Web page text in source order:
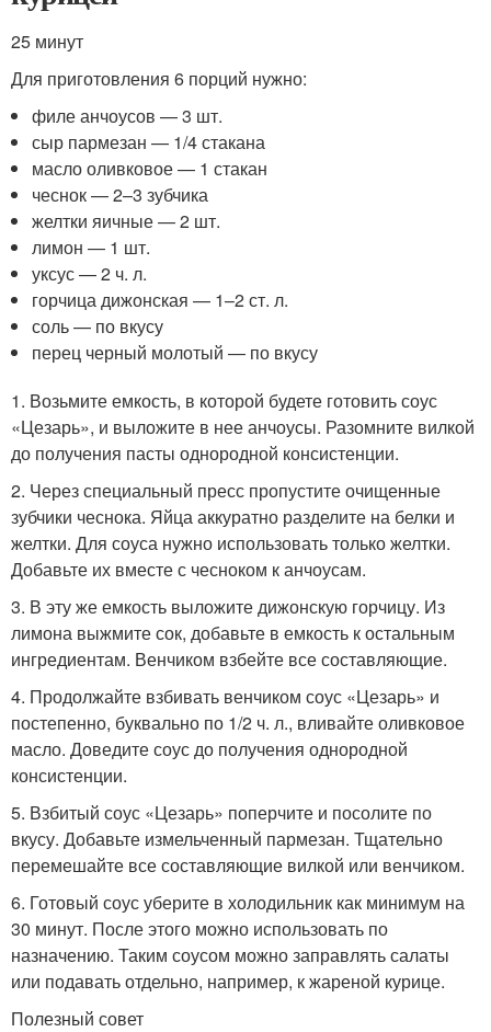
25 минут
Для приготовления 6 порций нужно:
филе анчоусов — 3 шт.
сыр пармезан — 1/4 стакана
масло оливковое — 1 стакан
чеснок — 2–3 зубчика
желтки яичные — 2 шт.
лимон — 1 шт.
уксус — 2 ч. л.
горчица дижонская — 1–2 ст. л.
соль — по вкусу
перец черный молотый — по вкусу
1. Возьмите емкость, в которой будете готовить соус
«Цезарь», и выложите в нее анчоусы. Разомните вилкой
до получения пасты однородной консистенции.
2. Через специальный пресс пропустите очищенные
зубчики чеснока. Яйца аккуратно разделите на белки и
желтки. Для соуса нужно использовать только желтки.
Добавьте их вместе с чесноком к анчоусам.
3. В эту же емкость выложите дижонскую горчицу. Из
лимона выжмите сок, добавьте в емкость к остальным
ингредиентам. Венчиком взбейте все составляющие.
4. Продолжайте взбивать венчиком соус «Цезарь» и
постепенно, буквально по 1/2 ч. л., вливайте оливковое
масло. Доведите соус до получения однородной
консистенции.
5. Взбитый соус «Цезарь» поперчите и посолите по
вкусу. Добавьте измельченный пармезан. Тщательно
перемешайте все составляющие вилкой или венчиком.
6. Готовый соус уберите в холодильник как минимум на
30 минут. После этого можно использовать по
назначению. Таким соусом можно заправлять салаты
или подавать отдельно, например, к жареной курице.
Полезный совет